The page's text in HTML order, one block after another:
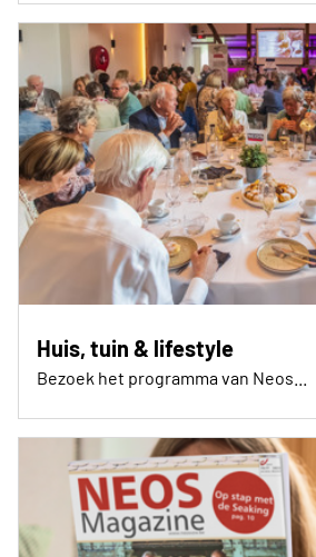
Huis, tuin & lifestyle
Bezoek het programma van Neos...